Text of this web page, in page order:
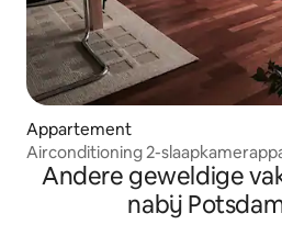
Appartement
Airconditioning 2-
Andere geweldige
nabij